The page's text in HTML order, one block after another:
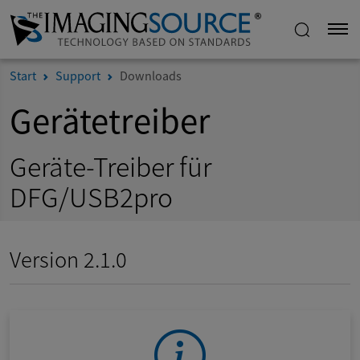
Start Support Downloads
Gerätetreiber
Geräte-Treiber für
DFG/USB2pro
Version 2.1.0